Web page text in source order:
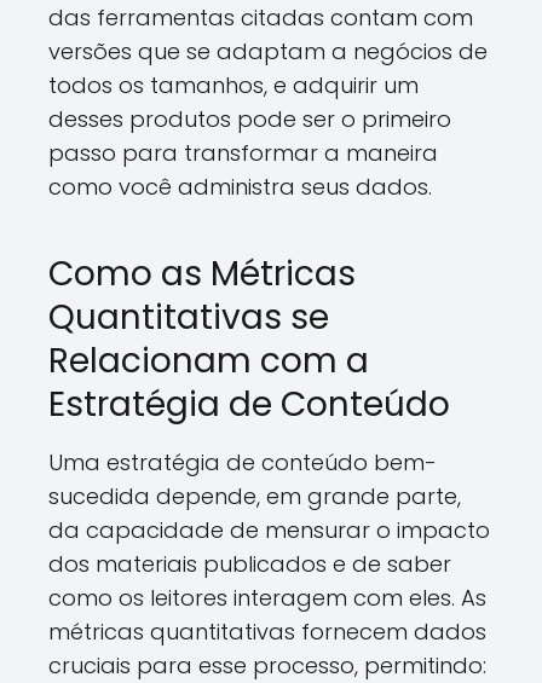
das ferramentas citadas contam com
versões que se adaptam a negócios de
todos os tamanhos, e adquirir um
desses produtos pode ser o primeiro
passo para transformar a maneira
como você administra seus dados.
Como as Métricas
Quantitativas se
Relacionam com a
Estratégia de Conteúdo
Uma estratégia de conteúdo bem-
sucedida depende, em grande parte,
da capacidade de mensurar o impacto
dos materiais publicados e de saber
como os leitores interagem com eles. As
métricas quantitativas fornecem dados
cruciais para esse processo, permitindo: